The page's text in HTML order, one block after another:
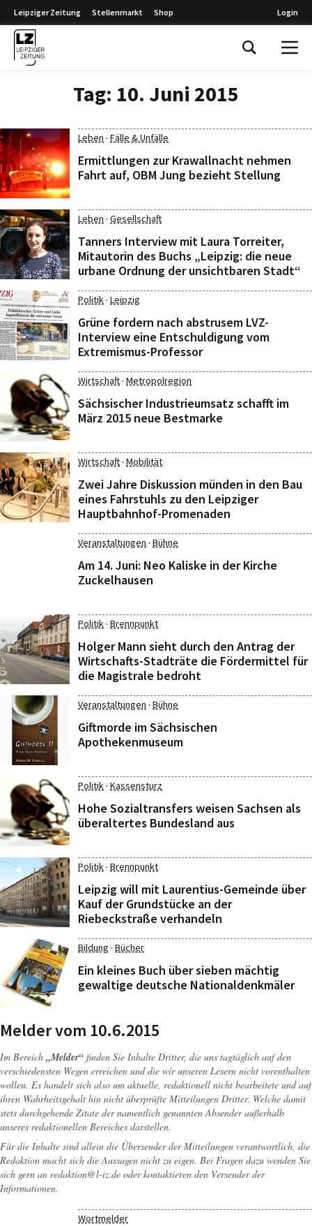
Leipziger Zeitung Stellenmarkt Shop Login
Tag: 10. Juni 2015
Leben · Fälle & Unfälle
Ermittlungen zur Krawallnacht nehmen
Fahrt auf, OBM Jung bezieht Stellung
Leben · Gesellschaft
Tanners Interview mit Laura Torreiter,
Mitautorin des Buchs „Leipzig: die neue
urbane Ordnung der unsichtbaren Stadt“
Politik· Leipzig
Grüne fordern nach abstrusem LVZ-
Interview eine Entschuldigung vom
Extremismus-Professor
Wirtschaft· Metropolregion
Sächsischer Industrieumsatz schafft im
März 2015 neue Bestmarke
Wirtschaft· Mobilität
Zwei Jahre Diskussion münden in den Bau
eines Fahrstuhls zu den Leipziger
Hauptbahnhof-Promenaden
Veranstaltungen · Bühne
Am 14. Juni: Neo Kaliske in der Kirche
Zuckelhausen
Politik· Brennpunkt
Holger Mann sieht durch den Antrag der
Wirtschafts-Stadträte die Fördermittel für
die Magistrale bedroht
Veranstaltungen · Bühne
Giftmorde im Sächsischen
Apothekenmuseum
Politik· Kassensturz
Hohe Sozialtransfers weisen Sachsen als
überaltertes Bundesland aus
Politik· Brennpunkt
Leipzig will mit Laurentius-Gemeinde über
Kauf der Grundstücke an der
Riebeckstraße verhandeln
Bildung · Bücher
Ein kleines Buch über sieben mächtig
gewaltige deutsche Nationaldenkmäler
Melder vom 10.6.2015
Im Bereich „Melder“ finden Sie Inhalte Dritter, die uns tagtäglich auf den
verschiedensten Wegen erreichen und die wir unseren Lesern nicht vorenthalten
wollen. Es handelt sich also um aktuelle, redaktionell nicht bearbeitete und auf
ihren Wahrheitsgehalt hin nicht überprüfte Mitteilungen Dritter. Welche damit
stets durchgehende Zitate der namentlich genannten Absender außerhalb
unseres redaktionellen Bereiches darstellen.
Für die Inhalte sind allein die Übersender der Mitteilungen verantwortlich, die
Redaktion macht sich die Aussagen nicht zu eigen. Bei Fragen dazu wenden Sie
sich gern an redaktion@l-iz.de oder kontaktieren den Versender der
Informationen.
Wortmelder